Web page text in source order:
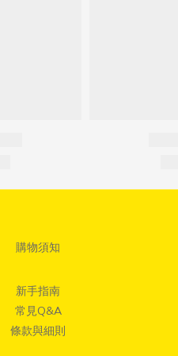
購物須知
新手指南
常見Q&A
條款與細則